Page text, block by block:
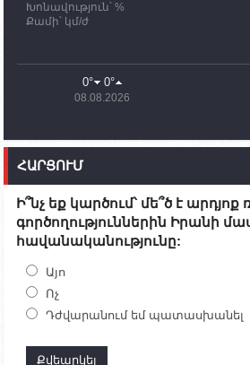
11:03
ՄԱԿ-ի առաքելությունը
Ադրբեջանի փոխվարչապետն
Ստեփանակերտ
10:07 02.10.2023
09:38 02.10.2023
Խումբն Արցախում կմնա`
աճյունների ու անհետ
Ժամը 18։00-ի դրությամբ
Խոնավություն՝ %
Քամի՝ կմ/ժ
0° 0°
08.08.2026
ՀԱՐՑՈՒՄ
Ի՞նչ եք կարծում՝ մե՞ծ է
գործողություններին Իրանի
հավանականությունը:
Այո
Ոչ
Դժվարանում եմ պատասխանել